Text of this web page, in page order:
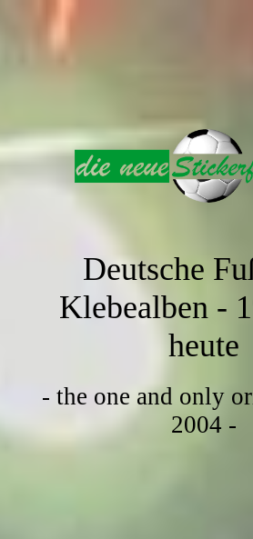
Deutsche
Klebealben -
heute
- the one and only
2004 -